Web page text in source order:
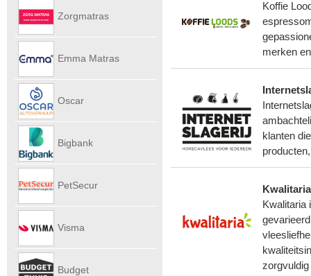
Koffie
merken
klanten
Kwalitaria
Kwalitaria
zorgvuldig
Zorgmatras
Emma Matras
Oscar
Bigbank
PetSecur
Visma
Budget